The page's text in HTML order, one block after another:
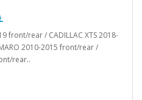
front/rear / CADILLAC XTS 2018-
2010-2015 front/rear /
rear..